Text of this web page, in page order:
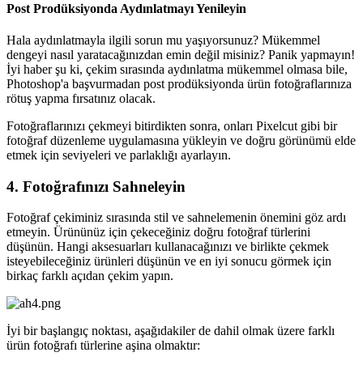
Post Prodüksiyonda Aydınlatmayı Yenileyin
Hala aydınlatmayla ilgili sorun mu yaşıyorsunuz? Mükemmel
dengeyi nasıl yaratacağınızdan emin değil misiniz? Panik yapmayın!
İyi haber şu ki, çekim sırasında aydınlatma mükemmel olmasa bile,
Photoshop'a başvurmadan post prodüksiyonda ürün fotoğraflarınıza
rötuş yapma fırsatınız olacak.
Fotoğraflarınızı çekmeyi bitirdikten sonra, onları Pixelcut gibi bir
fotoğraf düzenleme uygulamasına yükleyin ve doğru görünümü elde
etmek için seviyeleri ve parlaklığı ayarlayın.
4. Fotoğrafınızı Sahneleyin
Fotoğraf çekiminiz sırasında stil ve sahnelemenin önemini göz ardı
etmeyin. Ürününüz için çekeceğiniz doğru fotoğraf türlerini
düşünün. Hangi aksesuarları kullanacağınızı ve birlikte çekmek
isteyebileceğiniz ürünleri düşünün ve en iyi sonucu görmek için
birkaç farklı açıdan çekim yapın.
İyi bir başlangıç ​​noktası, aşağıdakiler de dahil olmak üzere farklı
ürün fotoğrafı türlerine aşina olmaktır: